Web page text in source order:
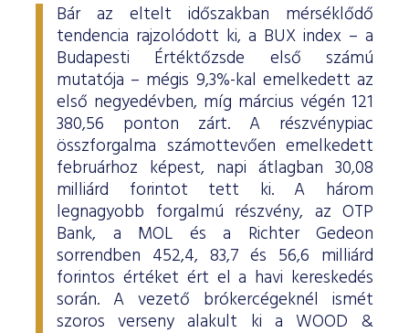
Bár az eltelt időszakban mérséklődő
tendencia rajzolódott ki, a BUX index – a
Budapesti Értéktőzsde első számú
mutatója – mégis 9,3%-kal emelkedett az
első negyedévben, míg március végén 121
380,56 ponton zárt. A részvénypiac
összforgalma számottevően emelkedett
februárhoz képest, napi átlagban 30,08
milliárd forintot tett ki. A három
legnagyobb forgalmú részvény, az OTP
Bank, a MOL és a Richter Gedeon
sorrendben 452,4, 83,7 és 56,6 milliárd
forintos értéket ért el a havi kereskedés
során. A vezető brókercégeknél ismét
szoros verseny alakult ki a WOOD &